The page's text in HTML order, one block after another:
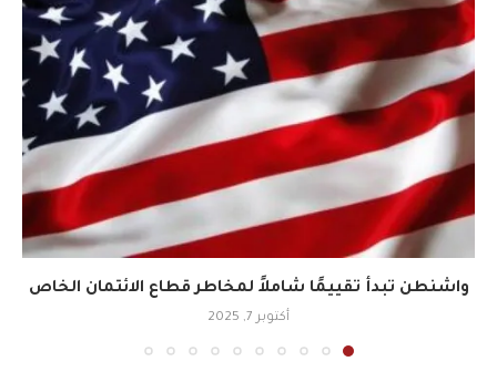
واشنطن تبدأ تقييمًا شاملاً لمخاطر قطاع الائتمان الخاص
أكتوبر 7, 2025